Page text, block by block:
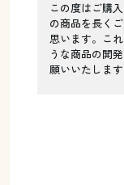
この度はご購
の商品を長く
思います。こ
うな商品の開
願いいたします